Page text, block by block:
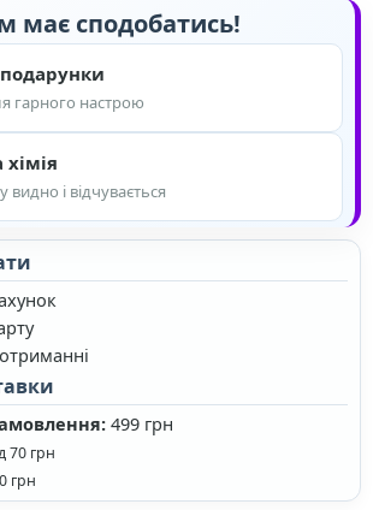
має сподобатись!
гарного настрою
видно і відчувається
499 грн
70 грн
грн